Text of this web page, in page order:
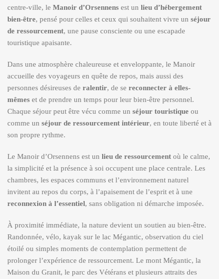
centre-ville, le Manoir d’Orsennens est un lieu d’hébergement
bien-être, pensé pour celles et ceux qui souhaitent vivre un séjour
de ressourcement, une pause consciente ou une escapade
touristique apaisante.
Dans une atmosphère chaleureuse et enveloppante, le Manoir
accueille des voyageurs en quête de repos, mais aussi des
personnes désireuses de ralentir, de se reconnecter à elles-
mêmes et de prendre un temps pour leur bien-être personnel.
Chaque séjour peut être vécu comme un séjour touristique ou
comme un séjour de ressourcement intérieur, en toute liberté et à
son propre rythme.
Le Manoir d’Orsennens est un lieu de ressourcement où le calme,
la simplicité et la présence à soi occupent une place centrale. Les
chambres, les espaces communs et l’environnement naturel
invitent au repos du corps, à l’apaisement de l’esprit et à une
reconnexion à l’essentiel, sans obligation ni démarche imposée.
À proximité immédiate, la nature devient un soutien au bien-être.
Randonnée, vélo, kayak sur le lac Mégantic, observation du ciel
étoilé ou simples moments de contemplation permettent de
prolonger l’expérience de ressourcement. Le mont Mégantic, la
Maison du Granit, le parc des Vétérans et plusieurs attraits des